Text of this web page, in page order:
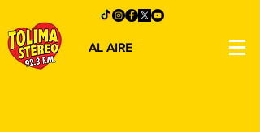
AL AIRE